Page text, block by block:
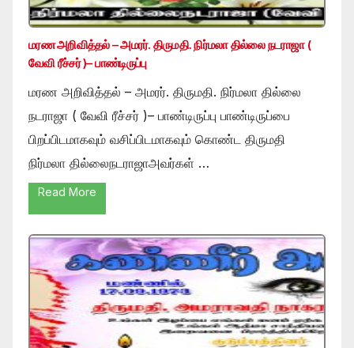
மரண அறிவித்தல் – அமரர். திருமதி. நிர்மலா தில்லை நடராஜா (
வேவி ரீச்சர் )– பாண்டிருப்பு
மரண அறிவித்தல் – அமரர். திருமதி. நிர்மலா தில்லை
நடராஜா ( வேவி ரீச்சர் )– பாண்டிருப்பு பாண்டிருப்பை
பிறப்பிடமாகவும் வசிப்பிடமாகவும் கொண்ட திருமதி
நிர்மலா தில்லைநடராஜாஅவர்கள் …
Read More